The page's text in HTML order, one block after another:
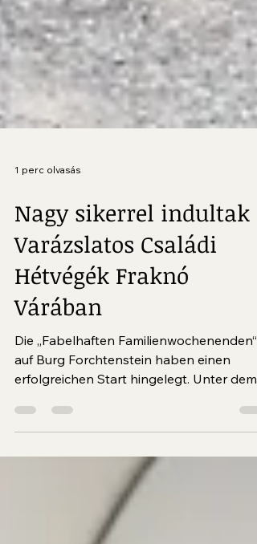
Nagy sikerrel indultak a
Varázslatos Családi
Hétvégék Fraknó
Várában
Die „Fabelhaften Familienwochenenden“
erfolgreichen Start hingelegt. Unter dem
Motto „Die Akrobaten kommen“ erlebten
abwechslungsreiche
Familienveranstaltung im Burgenland, die
Spaß und Bewegung für Klein und Groß